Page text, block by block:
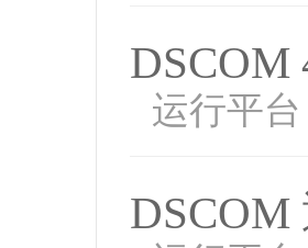
DSCOM
运行平